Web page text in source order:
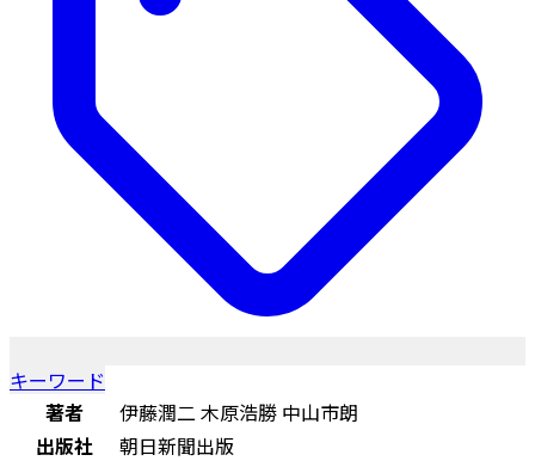
キーワード
著者
伊藤潤二 木原浩勝 中山市朗
出版社
朝日新聞出版